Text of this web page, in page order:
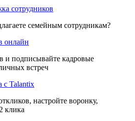
сотрудников
семейным сотрудникам?
онлайн
и подписывайте кадровые
встреч
с Talantix
настройте воронку,
клика